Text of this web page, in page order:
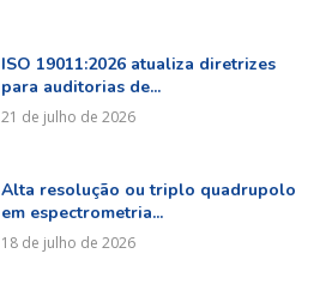
ISO 19011:2026 atualiza diretrizes
para auditorias de...
21 de julho de 2026
Alta resolução ou triplo quadrupolo
em espectrometria...
18 de julho de 2026